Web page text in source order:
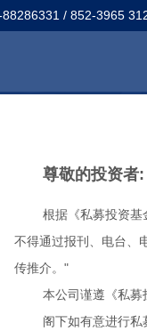
尊敬的投资者:
根据《私募投资
不得通过报刊、电台、
传推介。"
本公司谨遵《私募
阁下如有意进行
/ 852-3965